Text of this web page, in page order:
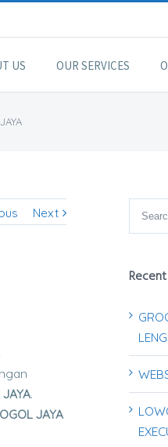
US OUR SERVICES
Next
.
JAYA